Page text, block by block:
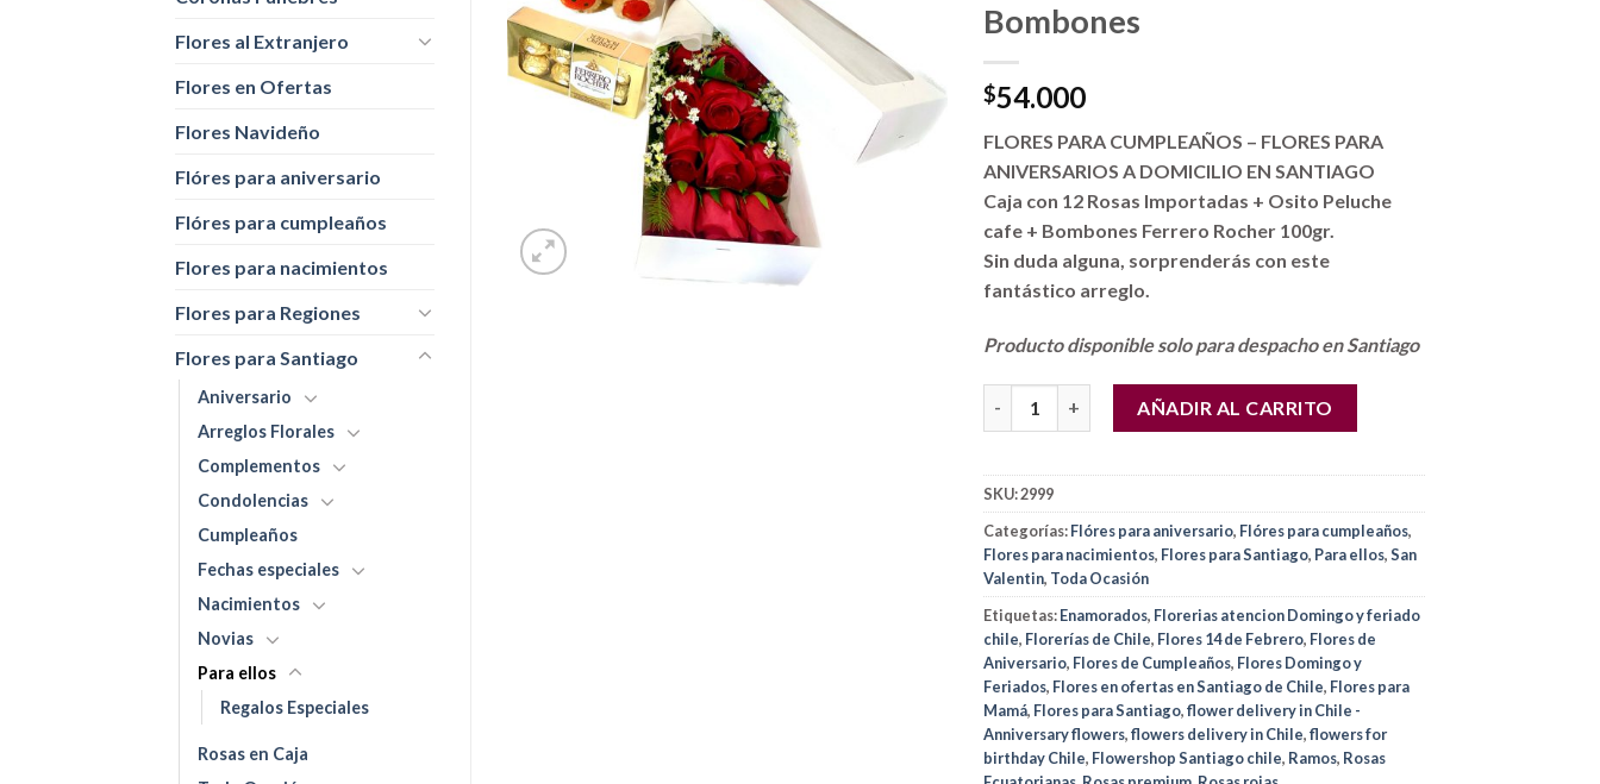
Flores al Extranjero
Flores en Ofertas
Flores Navideño
Flóres para aniversario
Flóres para cumpleaños
Flores para nacimientos
Flores para Regiones
Flores para Santiago
Aniversario
Arreglos Florales
Complementos
Condolencias
Cumpleaños
Fechas especiales
Nacimientos
Novias
Para ellos
Regalos Especiales
Rosas en Caja
Bombones
$54.000
FLORES PARA CUMPLEAÑOS – FLORES PARA
ANIVERSARIOS A DOMICILIO EN SANTIAGO
Caja con 12 Rosas Importadas + Osito Peluche
cafe + Bombones Ferrero Rocher 100gr.
Sin duda alguna, sorprenderás con este
fantástico arreglo.
Producto disponible solo para despacho en Santiago
Flores a Domicilio en Santiago! Caja con 12 Rosas Importadas + Peluche +
AÑADIR AL CARRITO
SKU:2999
Categorías:Flóres para aniversario, Flóres para cumpleaños,
Flores para nacimientos, Flores para Santiago, Para ellos,San
Valentin, Toda Ocasión
Etiquetas:Enamorados, Florerias atencion Domingo y feriado
chile, Florerías de Chile, Flores 14 de Febrero, Flores de
Aniversario, Flores de Cumpleaños, Flores Domingo y
Feriados, Flores en ofertas en Santiago de Chile, Flores para
Mamá, Flores para Santiago,flower delivery in Chile -
Anniversary flowers,flowers delivery in Chile,flowers for
birthday Chile, Flowershop Santiago chile, Ramos, Rosas